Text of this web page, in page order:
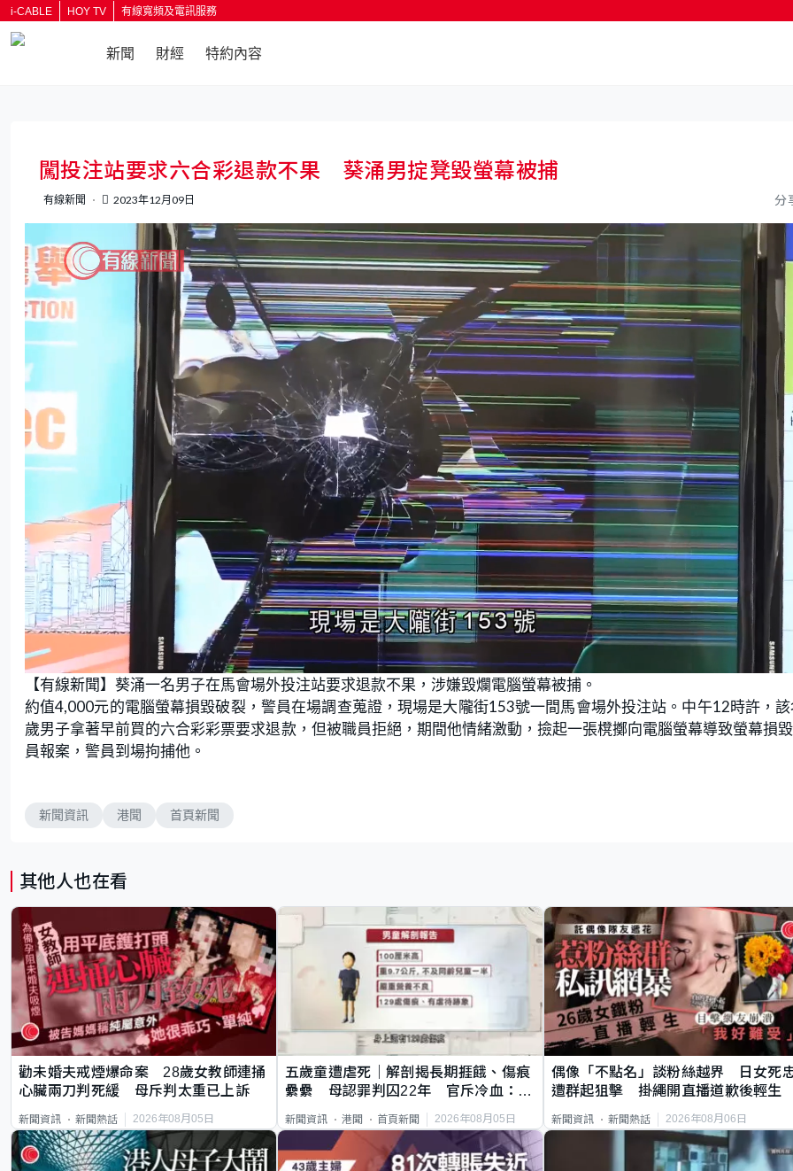
i-CABLE HOY TV 有線寬頻及電訊服務
新聞 財經 特約內容
闖投注站要求六合彩退款不果 葵涌男掟凳毀螢幕被捕
有線新聞 2023年12月09日 分
n
m
u
t
e
L
a
d
e
d
:
7
1
【有線新聞】葵涌一名男子在馬會場外投注站要求退款不果，涉嫌毀爛電腦螢幕被捕。
約值4,000元的電腦螢幕損毀破裂，警員在場調查蒐證，現場是大隴街153號一間馬會場外投注站。中午12時許，
歲男子拿著早前買的六合彩彩票要求退款，但被職員拒絕，期間他情緒激動，撿起一張櫈擲向電腦螢幕導致螢幕損
員報案，警員到場拘捕他。
新聞資訊 港聞 首頁新聞
其他人也在看
勸未婚夫戒煙爆命案 28歲女教師連捅
心臟兩刀判死緩 母斥判太重已上訴
新聞資訊 新聞熱話 2026年08月05日
五歲童遭虐死｜解剖揭長期捱餓、傷痕
纍纍 母認罪判囚22年 官斥冷血：同
新聞資訊 港聞 首頁新聞 2026年08月05日
偶像「不點名」談粉絲越界 日女死
遭群起狙擊 掛繩開直播道歉後輕生
新聞資訊 新聞熱話 2026年08月06日